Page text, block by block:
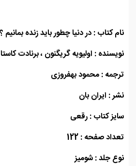
کتاب : در دنیا چطور باید زنده بمانیم ؟
: اولیویه گریگنون ، برنادت کاستا پراد
: محمود بهفروزی
: ایران بان
کتاب : رقعی
صفحه : 122
جلد : شومیز